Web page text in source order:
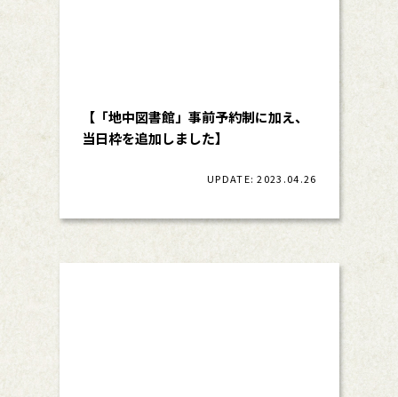
【「地中図書館」事前予約制に加え、
当日枠を追加しました】
UPDATE: 2023.04.26